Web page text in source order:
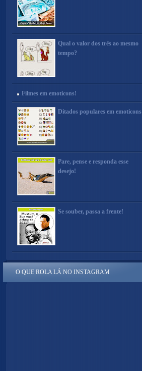
Qual o valor dos três ao mesmo
tempo?
Filmes em emoticons!
Ditados populares em emoticons
Pare, pense e responda esse
desejo!
Se souber, passa a frente!
O QUE ROLA LÁ NO INSTAGRAM